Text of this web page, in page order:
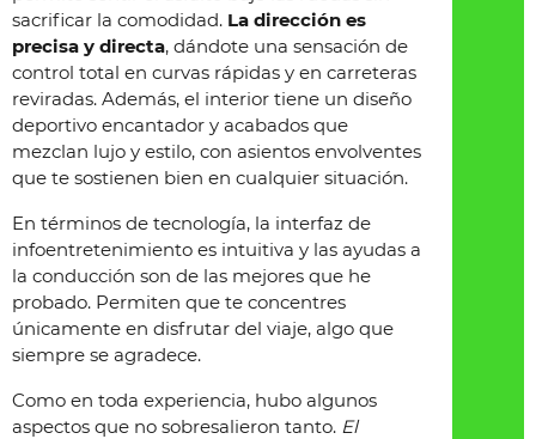
sacrificar la comodidad. La dirección es
precisa y directa, dándote una sensación de
control total en curvas rápidas y en carreteras
reviradas. Además, el interior tiene un diseño
deportivo encantador y acabados que
mezclan lujo y estilo, con asientos envolventes
que te sostienen bien en cualquier situación.
En términos de tecnología, la interfaz de
infoentretenimiento es intuitiva y las ayudas a
la conducción son de las mejores que he
probado. Permiten que te concentres
únicamente en disfrutar del viaje, algo que
siempre se agradece.
Como en toda experiencia, hubo algunos
aspectos que no sobresalieron tanto. El